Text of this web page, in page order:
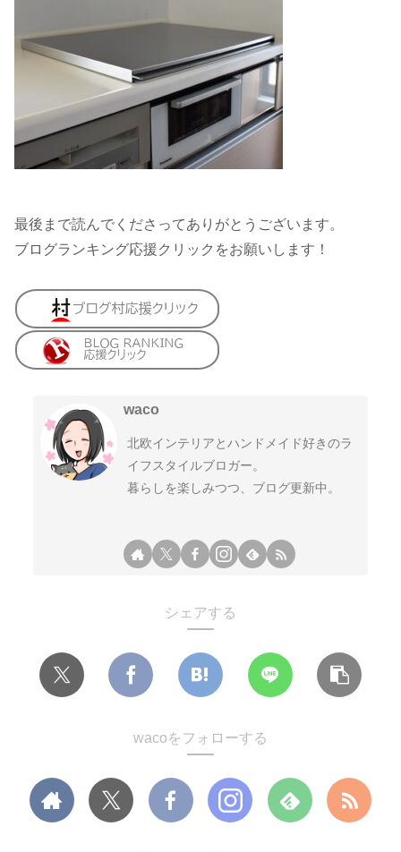
最後まで読んでくださってありがとうございます。
ブログランキング応援クリックをお願いします！
waco
北欧インテリアとハンドメイド好きのラ
イフスタイルブロガー。
暮らしを楽しみつつ、ブログ更新中。
シェアする
wacoをフォローする